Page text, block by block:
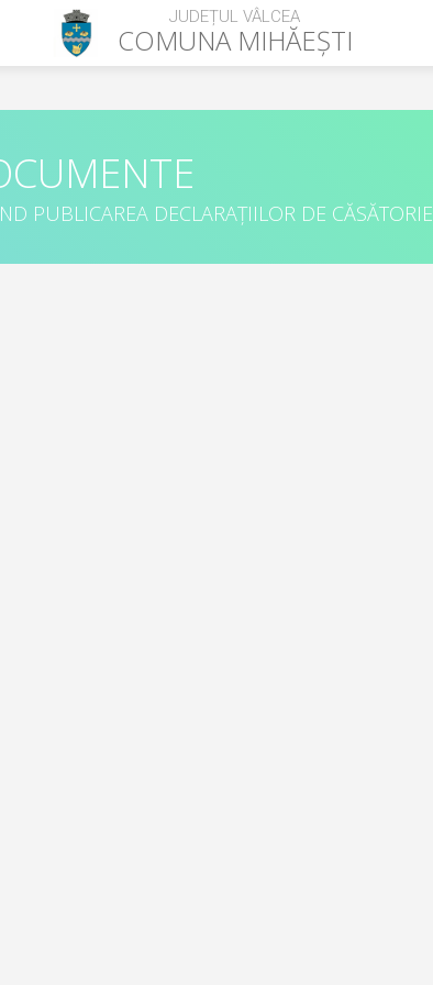
JUDEȚUL VÂLCEA
COMUNA MIHĂEȘTI
PUBLICAREA DECLARAȚIILOR DE CĂSĂTORIE